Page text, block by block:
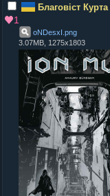
Благовіст Курта
1
oNDesxI png
3.07MB, 1275x1803